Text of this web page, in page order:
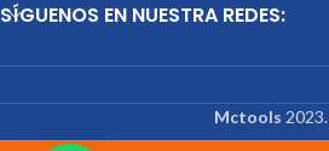
SÍGUENOS EN NUESTRA REDES:
Mctools 2023.